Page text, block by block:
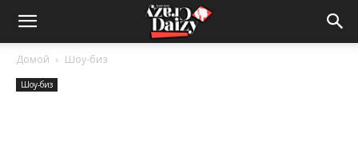
Crazy-
Daizy
Домой Шоу-биз
Шоу-биз